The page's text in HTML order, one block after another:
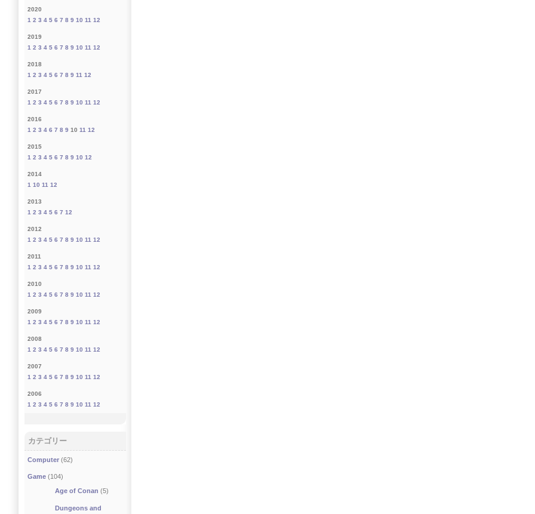
2020
1 2 3 4 5 6 7 8 9 10 11 12
2019
1 2 3 4 5 6 7 8 9 10 11 12
2018
1 2 3 4 5 6 7 8 9 11 12
2017
1 2 3 4 5 6 7 8 9 10 11 12
2016
1 2 3 4 6 7 8 9 10 11 12
2015
1 2 3 4 5 6 7 8 9 10 12
2014
1 10 11 12
2013
1 2 3 4 5 6 7 12
2012
1 2 3 4 5 6 7 8 9 10 11 12
2011
1 2 3 4 5 6 7 8 9 10 11 12
2010
1 2 3 4 5 6 7 8 9 10 11 12
2009
1 2 3 4 5 6 7 8 9 10 11 12
2008
1 2 3 4 5 6 7 8 9 10 11 12
2007
1 2 3 4 5 6 7 8 9 10 11 12
2006
1 2 3 4 5 6 7 8 9 10 11 12
カテゴリー
Computer (62)
Game (104)
Age of Conan (5)
Dungeons and